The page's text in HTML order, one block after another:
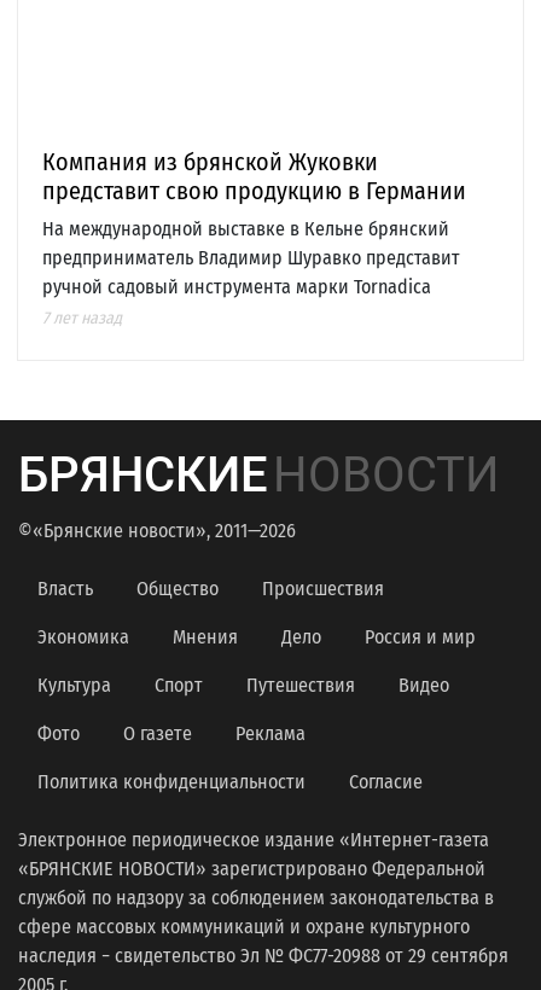
Компания из брянской Жуковки
представит свою продукцию в Германии
На международной выставке в Кельне брянский
предприниматель Владимир Шуравко представит
ручной садовый инструмента марки Tornadica
7 лет назад
БРЯНСКИЕНОВОСТИ
©«Брянские новости», 2011—2026
Власть Общество Происшествия
Экономика Мнения Дело Россия и мир
Культура Спорт Путешествия Видео
Фото О газете Реклама
Политика конфиденциальности Согласие
Электронное периодическое издание «Интернет-газета
«БРЯНСКИЕ НОВОСТИ» зарегистрировано Федеральной
службой по надзору за соблюдением законодательства в
сфере массовых коммуникаций и охране культурного
наследия − свидетельство Эл № ФС77-20988 от 29 сентября
2005 г.